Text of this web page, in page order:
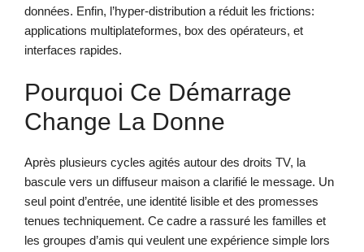
données. Enfin, l’hyper-distribution a réduit les frictions:
applications multiplateformes, box des opérateurs, et
interfaces rapides.
Pourquoi Ce Démarrage
Change La Donne
Après plusieurs cycles agités autour des droits TV, la
bascule vers un diffuseur maison a clarifié le message. Un
seul point d’entrée, une identité lisible et des promesses
tenues techniquement. Ce cadre a rassuré les familles et
les groupes d’amis qui veulent une expérience simple lors